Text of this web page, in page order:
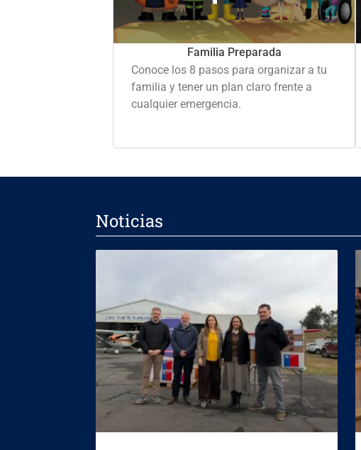
Familia Preparada
Conoce los 8 pasos para organizar a tu
familia y tener un plan claro frente a
cualquier emergencia.
Noticias